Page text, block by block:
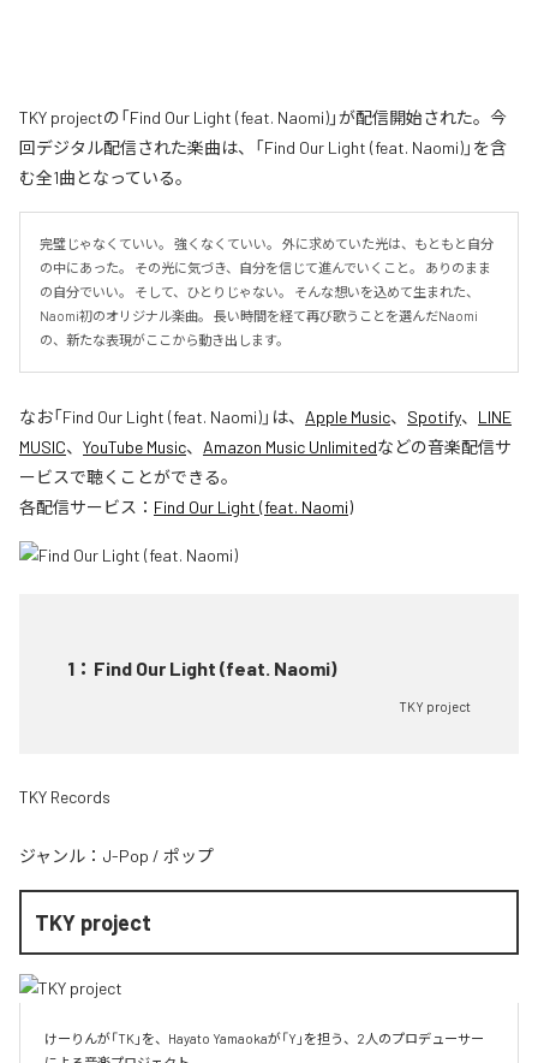
TKY projectの「Find Our Light (feat. Naomi)」が配信開始された。今
回デジタル配信された楽曲は、「Find Our Light (feat. Naomi)」を含
む全1曲となっている。
完璧じゃなくていい。 強くなくていい。 外に求めていた光は、もともと自分
の中にあった。 その光に気づき、自分を信じて進んでいくこと。 ありのまま
の自分でいい。 そして、ひとりじゃない。 そんな想いを込めて生まれた、
Naomi初のオリジナル楽曲。 長い時間を経て再び歌うことを選んだNaomi
の、新たな表現がここから動き出します。
なお「Find Our Light (feat. Naomi)」は、 Apple Music、 Spotify、 LINE
MUSIC、 YouTube Music、 Amazon Music Unlimitedなどの音楽配信サ
ービスで聴くことができる。
各配信サービス： Find Our Light (feat. Naomi)
1 ： Find Our Light (feat. Naomi)
TKY project
TKY Records
ジャンル： J-Pop / ポップ
TKY project
けーりんが「TK」を、Hayato Yamaokaが「Y」を担う、2人のプロデューサー